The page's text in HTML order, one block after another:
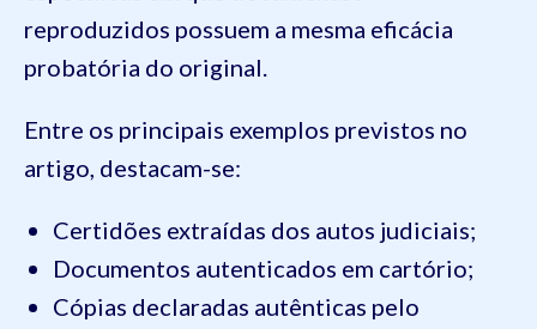
reproduzidos possuem a mesma eficácia
probatória do original.
Entre os principais exemplos previstos no
artigo, destacam-se:
Certidões extraídas dos autos judiciais;
Documentos autenticados em cartório;
Cópias declaradas autênticas pelo